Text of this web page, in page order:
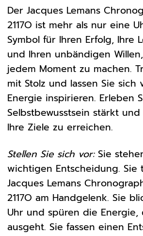
Der Jacques Lemans
2117O ist mehr als nur eine
Symbol für Ihren Erfolg, Ihre
und Ihren unbändigen
jedem Moment zu machen.
mit Stolz und lassen Sie sich
Energie inspirieren. Erleben
Selbstbewusstsein stärkt
Ihre Ziele zu erreichen.
Stellen Sie sich vor:Sie
wichtigen Entscheidung. Sie
Jacques Lemans
2117O am Handgelenk. Sie
Uhr und spüren die
ausgeht. Sie fassen einen